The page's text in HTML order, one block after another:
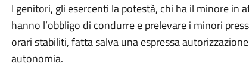
I genitori, gli esercenti la potestà, chi ha il minore in
hanno l’obbligo di condurre e prelevare i minori
orari stabiliti, fatta salva una espressa
autonomia.